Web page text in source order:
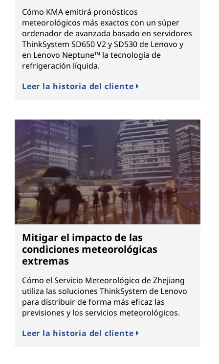
Cómo KMA emitirá pronósticos
meteorológicos más exactos con un súper
ordenador de avanzada basado en servidores
ThinkSystem SD650 V2 y SD530 de Lenovo y
en Lenovo Neptune™ la tecnología de
refrigeración líquida.
Leer la historia del cliente
Mitigar el impacto de las
condiciones meteorológicas
extremas
Cómo el Servicio Meteorológico de Zhejiang
utiliza las soluciones ThinkSystem de Lenovo
para distribuir de forma más eficaz las
previsiones y los servicios meteorológicos.
Leer la historia del cliente